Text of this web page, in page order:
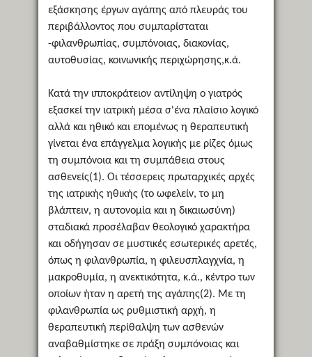
εξάσκησης έργων αγάπης από πλευράς του
περιβάλλοντος που συμπαρίσταται
-φιλανθρωπίας, συμπόνοιας, διακονίας,
αυτοθυσίας, κοινωνικής περιχώρησης,κ.ά.
Κατά την ιπποκράτειον αντίληψη ο γιατρός
εξασκεί την ιατρική μέσα σ'ένα πλαίσιο λογικό
αλλά και ηθικό και επομένως η θεραπευτική
γίνεται ένα επάγγελμα λογικής με ρίζες όμως
τη συμπόνοια και τη συμπάθεια στους
ασθενείς(1). Οι τέσσερεις πρωταρχικές αρχές
της ιατρικής ηθικής (το ωφελείν, το μη
βλάπτειν, η αυτονομία και η δικαιωσύνη)
σταδιακά προσέλαβαν θεολογικό χαρακτήρα
και οδήγησαν σε μυστικές εσωτερικές αρετές,
όπως η φιλανθρωπία, η φιλευσπλαγχνία, η
μακροθυμία, η ανεκτικότητα, κ.ά., κέντρο των
οποίων ήταν η αρετή της αγάπης(2). Με τη
φιλανθρωπία ως ρυθμιστική αρχή, η
θεραπευτική περίθαλψη των ασθενών
αναβαθμίστηκε σε πράξη συμπόνοιας και